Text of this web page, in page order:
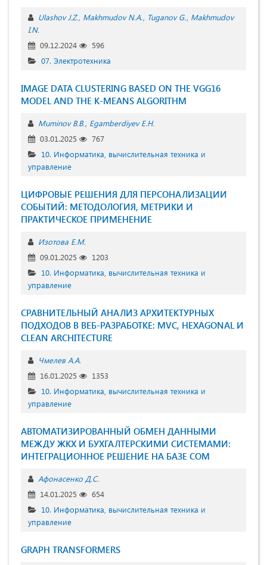
Ulashov J.Z. Makhmudov N.A. Tuganov G. Makhmudov
I.N.
09.12.2024
596
07. Электротехника
IMAGE DATA CLUSTERING BASED ON THE VGG16
MODEL AND THE K-MEANS ALGORITHM
Muminov B.B. Egamberdiyev E.H.
03.01.2025
767
10. Информатика, вычислительная техника и
управление
ЦИФРОВЫЕ РЕШЕНИЯ ДЛЯ ПЕРСОНАЛИЗАЦИИ
СОБЫТИЙ: МЕТОДОЛОГИЯ, МЕТРИКИ И
ПРАКТИЧЕСКОЕ ПРИМЕНЕНИЕ
Изотова Е.М.
09.01.2025
1203
10. Информатика, вычислительная техника и
управление
СРАВНИТЕЛЬНЫЙ АНАЛИЗ АРХИТЕКТУРНЫХ
ПОДХОДОВ В ВЕБ-РАЗРАБОТКЕ: MVC, HEXAGONAL И
CLEAN ARCHITECTURE
Чмелев А.А.
16.01.2025
1353
10. Информатика, вычислительная техника и
управление
АВТОМАТИЗИРОВАННЫЙ ОБМЕН ДАННЫМИ
МЕЖДУ ЖКХ И БУХГАЛТЕРСКИМИ СИСТЕМАМИ:
ИНТЕГРАЦИОННОЕ РЕШЕНИЕ НА БАЗЕ COM
Афонасенко Д.С.
14.01.2025
654
10. Информатика, вычислительная техника и
управление
GRAPH TRANSFORMERS